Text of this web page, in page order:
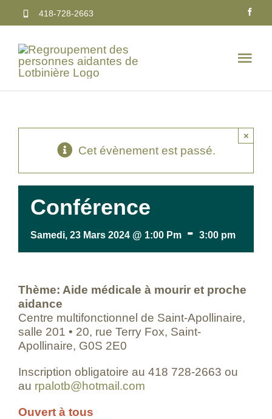
418-728-2663
Cet évènement est passé.
×
Conférence
Samedi, 23 Mars 2024 @ 1:00 Pm - 3:00 pm
Thème: Aide médicale à mourir et proche
aidance
Centre multifonctionnel de Saint-Apollinaire,
salle 201 • 20, rue Terry Fox, Saint-
Apollinaire, G0S 2E0
Inscription obligatoire au 418 728-2663 ou
au rpalotb@hotmail.com
Ouvert à tous